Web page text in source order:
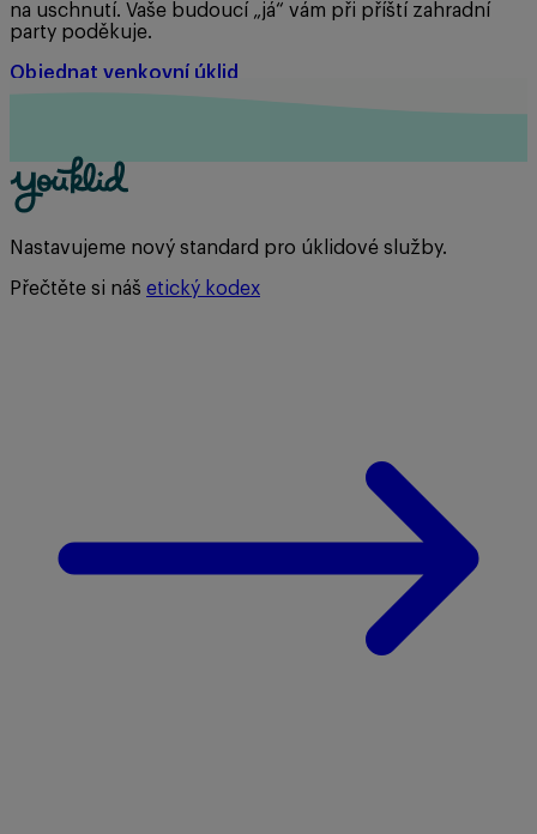
na uschnutí. Vaše budoucí „já“ vám při příští zahradní
party poděkuje.
Objednat venkovní úklid
Nastavujeme nový standard pro úklidové služby.
Přečtěte si náš etický kodex